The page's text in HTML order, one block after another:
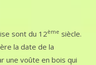
sont du 12ème siècle.
la date de la
une voûte en bois qui